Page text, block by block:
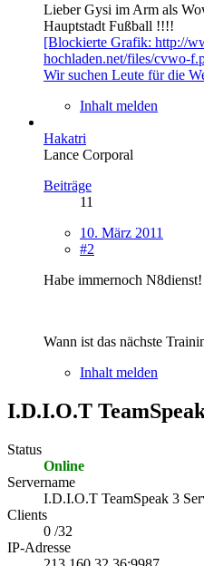
Lieber Gysi im Arm als
Hauptstadt Fußball !!!!
[Blockierte Grafik: http://
hochladen.net/files/cvwo-
Wir suchen Leute für die
Inhalt melden
Hakatri
Lance Corporal
Beiträge
11
10. März 2011
#2
Habe immernoch N8dienst!
Wann ist das nächste
Inhalt melden
I.D.I.O.T
Status
Online
Servername
I.D.I.O.T TeamSpeak 3
Clients
0 /32
IP-Adresse